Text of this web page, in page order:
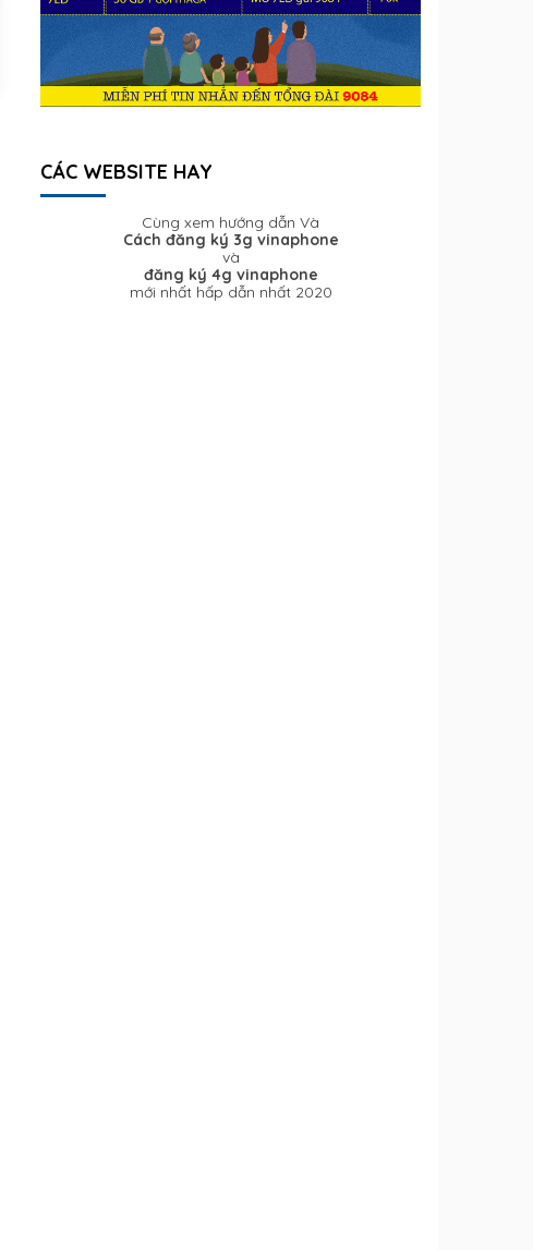
CÁC WEBSITE HAY
Cùng xem hướng dẫn Và
Cách đăng ký 3g vinaphone
và
đăng ký 4g vinaphone
mới nhất hấp dẫn nhất 2020